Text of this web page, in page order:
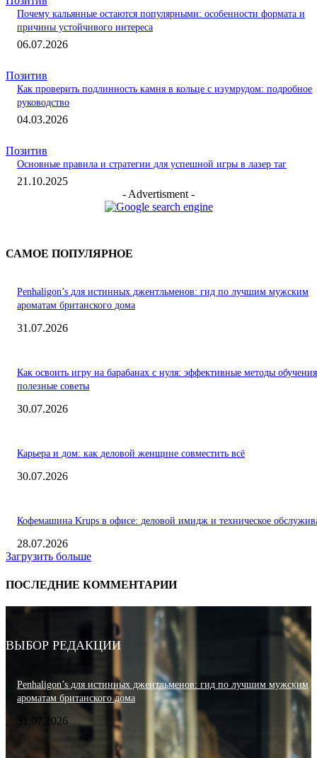
Почему кальянные остаются популярными: особенности формата и
причины устойчивого интереса
06.07.2026
Позитив
Как проверить подлинность камня в кольце с изумрудом: подробное
руководство
04.03.2026
Позитив
Основные правила и стратегии для успешной игры в лазер таг
21.10.2025
- Advertisment -
САМОЕ ПОПУЛЯРНОЕ
Penhaligon’s для истинных джентльменов: гид по лучшим мужским
ароматам британского дома
31.07.2026
Как освоить игру на барабанах с нуля: эффективные методы
полезные советы
30.07.2026
Карьера и дом: как деловой женщине совместить всё
30.07.2026
Кофемашина Krups в офисе: деловой имидж и техническое
28.07.2026
Загрузить больше
ПОСЛЕДНИЕ КОММЕНТАРИИ
ВЫБОР РЕДАКЦИИ
Penhaligon’s для истинных джентльменов: гид по лучшим мужским
ароматам британского дома
31.07.2026